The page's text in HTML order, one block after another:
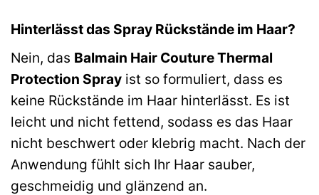
Hinterlässt das Spray Rückstände im Haar?
Nein, das Balmain Hair Couture Thermal
Protection Spray ist so formuliert, dass es
keine Rückstände im Haar hinterlässt. Es ist
leicht und nicht fettend, sodass es das Haar
nicht beschwert oder klebrig macht. Nach der
Anwendung fühlt sich Ihr Haar sauber,
geschmeidig und glänzend an.